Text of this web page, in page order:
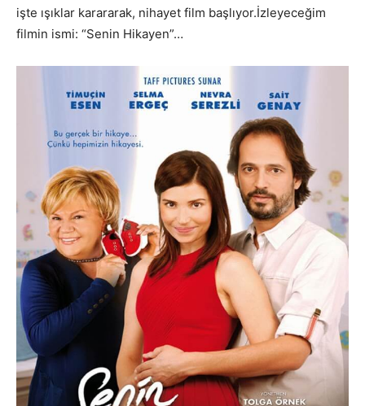
işte ışıklar karararak, nihayet film başlıyor.İzleyeceğim
filmin ismi: “Senin Hikayen”…